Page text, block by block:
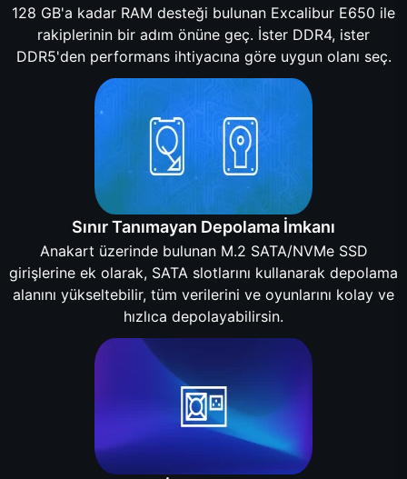
128 GB'a kadar RAM desteği bulunan Excalibur E650 ile
rakiplerinin bir adım önüne geç. İster DDR4, ister
DDR5'den performans ihtiyacına göre uygun olanı seç.
Sınır Tanımayan Depolama İmkanı
Anakart üzerinde bulunan M.2 SATA/NVMe SSD
girişlerine ek olarak, SATA slotlarını kullanarak depolama
alanını yükseltebilir, tüm verilerini ve oyunlarını kolay ve
hızlıca depolayabilirsin.